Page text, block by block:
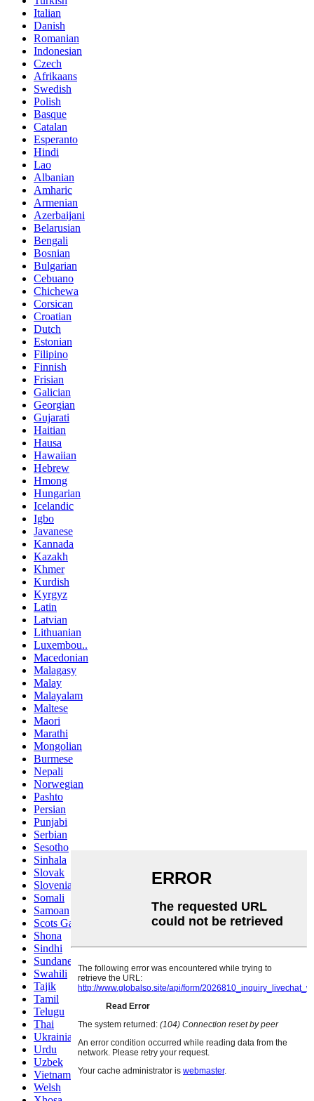
Italian
Danish
Romanian
Indonesian
Czech
Afrikaans
Swedish
Polish
Basque
Catalan
Esperanto
Hindi
Lao
Albanian
Amharic
Armenian
Azerbaijani
Belarusian
Bengali
Bosnian
Bulgarian
Cebuano
Chichewa
Corsican
Croatian
Dutch
Estonian
Filipino
Finnish
Frisian
Galician
Georgian
Gujarati
Haitian
Hausa
Hawaiian
Hebrew
Hmong
Hungarian
Icelandic
Igbo
Javanese
Kannada
Kazakh
Khmer
Kurdish
Kyrgyz
Latin
Latvian
Lithuanian
Luxembou..
Macedonian
Malagasy
Malay
Malayalam
Maltese
Maori
Marathi
Mongolian
Burmese
Nepali
Norwegian
Pashto
Persian
Punjabi
Serbian
Sesotho
Sinhala
Slovak
Slovenian
Somali
Samoan
Scots Gaelic
Shona
Sindhi
Sundanese
Swahili
Tajik
Tamil
Telugu
Thai
Ukrainian
Urdu
Uzbek
Vietnamese
Welsh